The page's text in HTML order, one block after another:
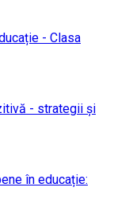
- Clasa
- strategii și
în educație: